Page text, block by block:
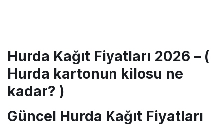
Hurda Kağıt Fiyatları 2026 – (
Hurda kartonun kilosu ne
kadar? )
Güncel Hurda Kağıt Fiyatları